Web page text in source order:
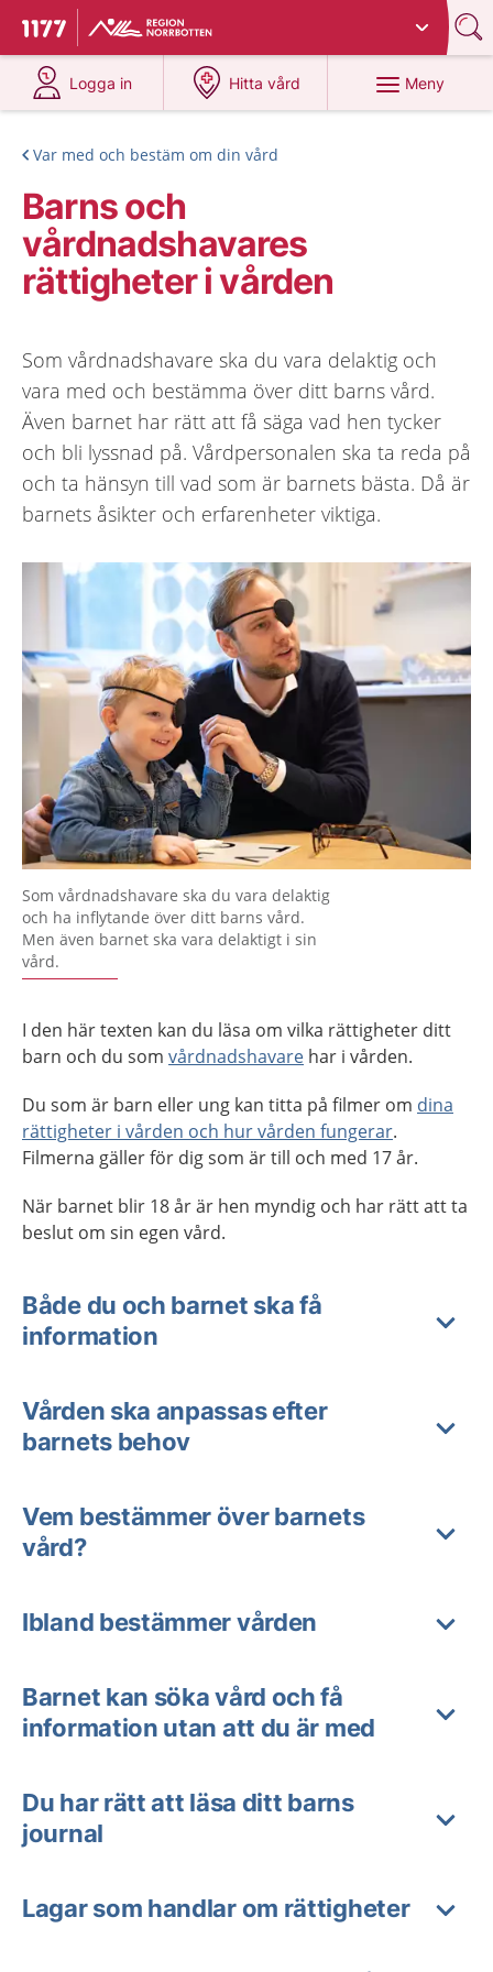
Till startsidan för 1177
Du har valt region
Logga in
på 1177.se
Hitta vård
på 1177.se
Meny
Var med och bestäm om din vård
Barns och
vårdnadshavares
rättigheter i vården
Som vårdnadshavare ska du vara delaktig och
vara med och bestämma över ditt barns vård.
Även barnet har rätt att få säga vad hen tycker
och bli lyssnad på. Vårdpersonalen ska ta reda på
och ta hänsyn till vad som är barnets bästa. Då är
barnets åsikter och erfarenheter viktiga.
Som vårdnadshavare ska du vara delaktig
och ha inflytande över ditt barns vård.
Men även barnet ska vara delaktigt i sin
vård.
I den här texten kan du läsa om vilka rättigheter ditt
barn och du som vårdnadshavare har i vården.
Du som är barn eller ung kan titta på filmer om dina
rättigheter i vården och hur vården fungerar.
Filmerna gäller för dig som är till och med 17 år.
När barnet blir 18 år är hen myndig och har rätt att ta
beslut om sin egen vård.
Både du och barnet ska få
information
Vården ska anpassas efter
barnets behov
Vem bestämmer över barnets
vård?
Ibland bestämmer vården
Barnet kan söka vård och få
information utan att du är med
Du har rätt att läsa ditt barns
journal
Lagar som handlar om rättigheter